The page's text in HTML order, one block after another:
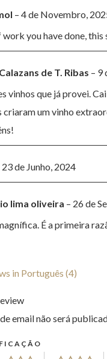
– 4 de Novembro,
you have done,
de T. Ribas – 9
vinhos que já provei.
criaram um vinho
23 de Junho, 2024
lima oliveira – 26 de
É a primeira
in Português (4)
email não será